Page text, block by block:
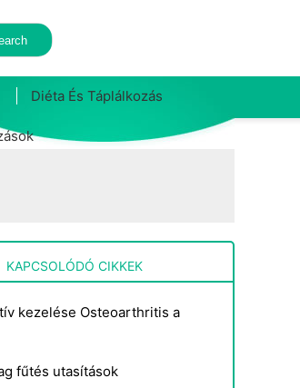
Diéta És Táplálkozás
KAPCSOLÓDÓ CIKKEK
kezelése Osteoarthritis a
fűtés utasítások